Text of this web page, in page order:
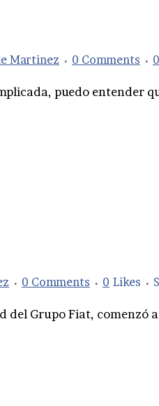
Martinez 0 Comments 0
puedo entender
0 Comments 0 Likes
del Grupo Fiat,